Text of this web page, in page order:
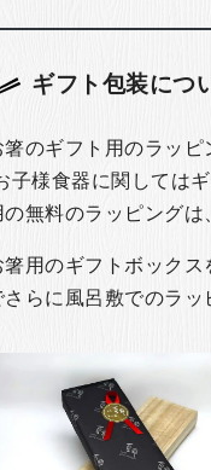
ギフト包装につ
箸のギフト用のラッ
子様食器に関しては
の無料のラッピングは
箸用のギフトボック
さらに風呂敷でのラ